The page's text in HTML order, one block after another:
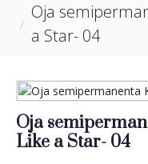
Oja
a Star- 04
Oja
Like a Star- 04